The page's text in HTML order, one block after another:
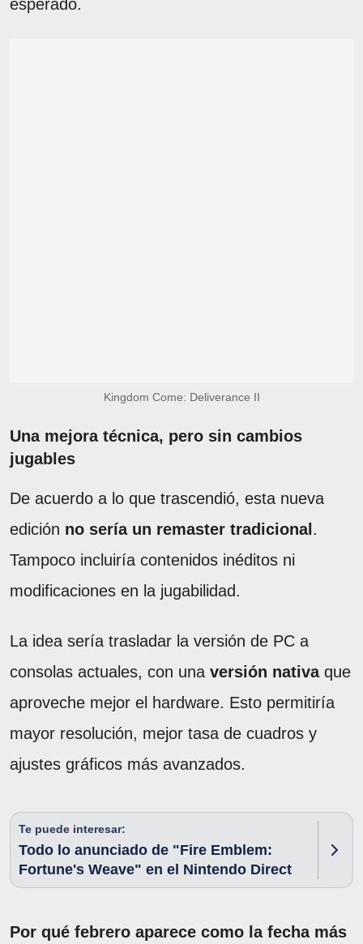
esperado.
Kingdom Come: Deliverance II
Una mejora técnica, pero sin cambios
jugables
De acuerdo a lo que trascendió, esta nueva
edición no sería un remaster tradicional .
Tampoco incluiría contenidos inéditos ni
modificaciones en la jugabilidad.
La idea sería trasladar la versión de PC a
consolas actuales, con una versión nativaque
aproveche mejor el hardware. Esto permitiría
mayor resolución, mejor tasa de cuadros y
ajustes gráficos más avanzados.
Te puede interesar:
Todo lo anunciado de "Fire Emblem:
Fortune's Weave" en el Nintendo Direct
Por qué febrero aparece como la fecha más